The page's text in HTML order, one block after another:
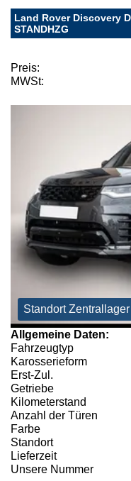
Land Rover Discovery
STANDHZG
Preis:
MWSt:
Standort Zentrallager
Allgemeine Daten:
Fahrzeugtyp
Karosserieform
Erst-Zul.
Getriebe
Kilometerstand
Anzahl der Türen
Farbe
Standort
Lieferzeit
Unsere Nummer